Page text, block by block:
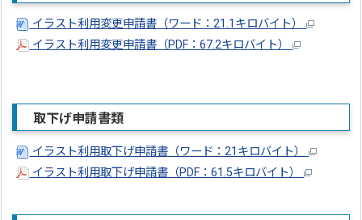
イラスト利用変更申請書（ワード：21.1キロバイト）
イラスト利用変更申請書（PDF：67.2キロバイト）
取下げ申請書類
イラスト利用取下げ申請書（ワード：21キロバイト）
イラスト利用取下げ申請書（PDF：61.5キロバイト）